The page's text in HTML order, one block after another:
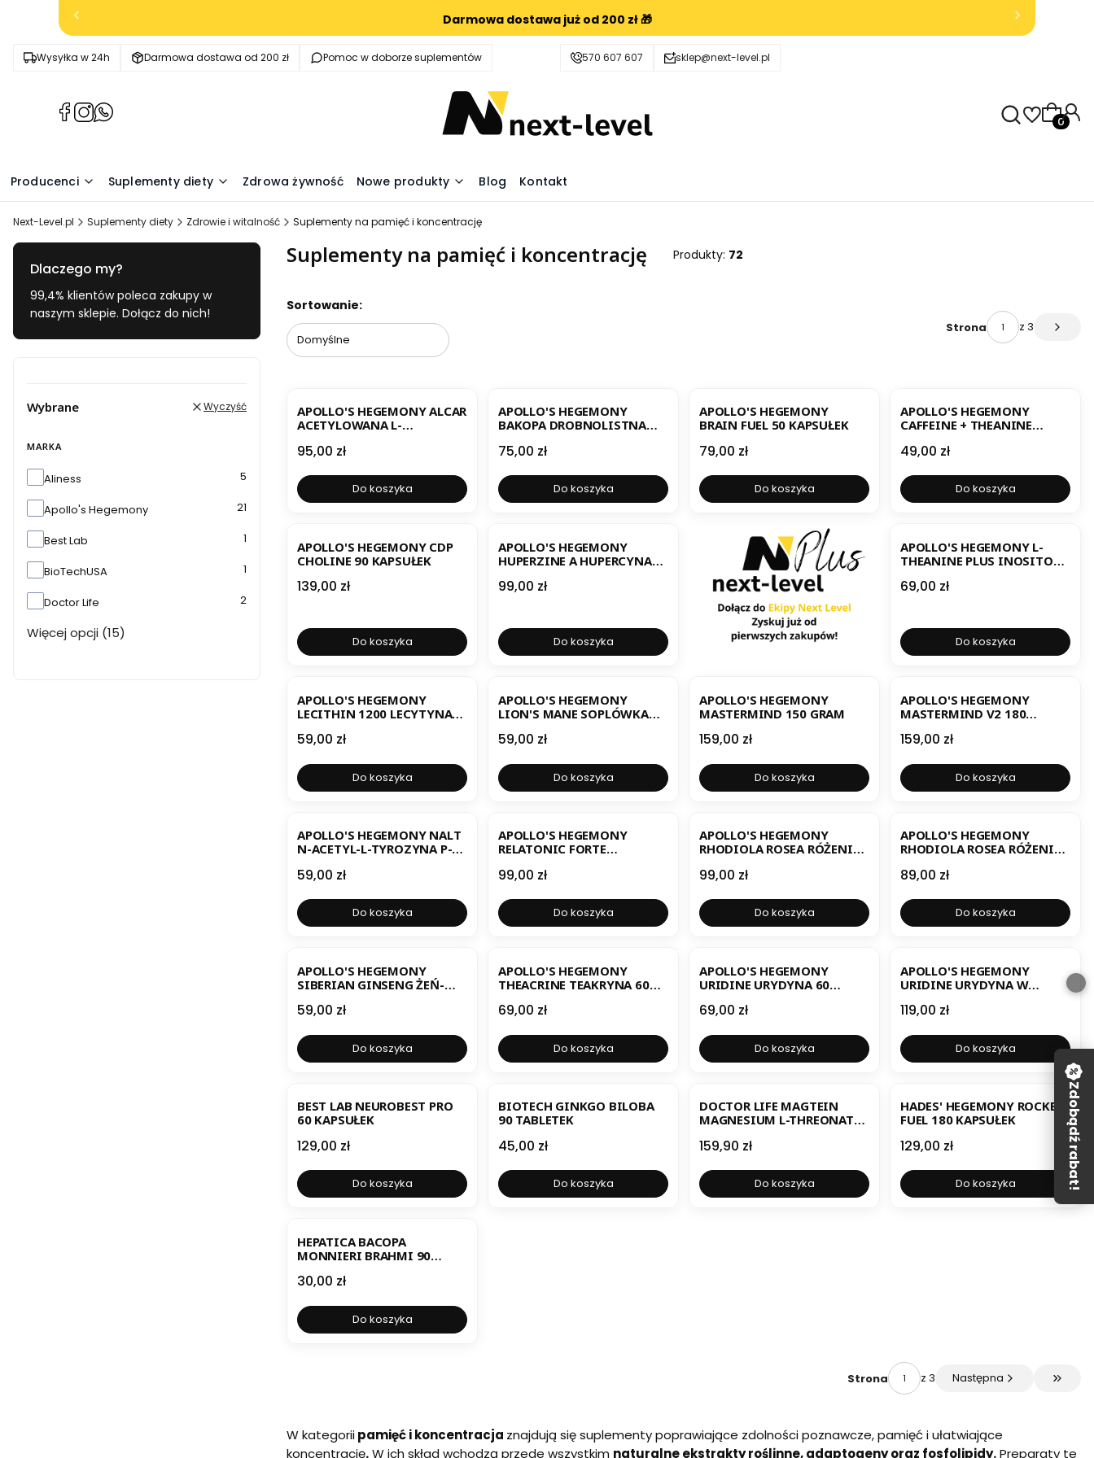
Darmowa dostawa już od 200 zł 🎁
Wysyłka w 24h Darmowa dostawa od 200 zł Pomoc w doborze suplementów 570 607 607 sklep@next-level.pl
(Otwiera
karcie)
(Otwiera
karcie)
(Otwiera
karcie)
Producenci Suplementy diety Zdrowa żywność Nowe produkty Blog Kontakt
Next-Level.pl Suplementy diety Zdrowie i witalność Suplementy na pamięć i koncentrację
Dlaczego my?
99,4% klientów poleca zakupy w
naszym sklepie. Dołącz do nich!
Wybrane Wyczyść
MARKA
Marka
Aliness 5
Apollo's Hegemony 21
Best Lab 1
BioTechUSA 1
Doctor Life 2
Więcej opcji (15)
Suplementy na pamięć i koncentrację Produkty: 72
Lista produktów
Sortowanie:
Domyślne
Strona z 3
APOLLO'S HEGEMONY ALCAR
ACETYLOWANA L-
Cena
95,00 zł
Do koszyka
APOLLO'S HEGEMONY
BAKOPA DROBNOLISTNA
KAPSUŁEK
Cena
75,00 zł
Do koszyka
APOLLO'S HEGEMONY
BRAIN FUEL 50 KAPSUŁEK
Cena
79,00 zł
Do koszyka
APOLLO'S HEGEMONY
CAFFEINE + THEANINE
KAPSUŁEK
Cena
49,00 zł
Do koszyka
APOLLO'S HEGEMONY CDP
CHOLINE 90 KAPSUŁEK
Cena
139,00 zł
Do koszyka
APOLLO'S HEGEMONY
HUPERZINE A HUPERCYNA
Cena
99,00 zł
Do koszyka
APOLLO'S HEGEMONY L-
THEANINE PLUS INOSITOL
Cena
69,00 zł
Do koszyka
APOLLO'S HEGEMONY
LECITHIN 1200 LECYTYNA
Cena
59,00 zł
Do koszyka
APOLLO'S HEGEMONY
LION'S MANE SOPLÓWKA
Cena
59,00 zł
Do koszyka
APOLLO'S HEGEMONY
MASTERMIND 150 GRAM
Cena
159,00 zł
Do koszyka
APOLLO'S HEGEMONY
MASTERMIND V2 180
Cena
159,00 zł
Do koszyka
APOLLO'S HEGEMONY NALT
N-ACETYL-L-TYROZYNA P-5-
Cena
59,00 zł
Do koszyka
APOLLO'S HEGEMONY
RELATONIC FORTE
60 KAPSUŁEK
Cena
99,00 zł
Do koszyka
APOLLO'S HEGEMONY
RHODIOLA ROSEA RÓŻENIEC
Cena
99,00 zł
Do koszyka
APOLLO'S HEGEMONY
RHODIOLA ROSEA RÓŻENIEC
Cena
89,00 zł
Do koszyka
APOLLO'S HEGEMONY
SIBERIAN GINSENG ŻEŃ-
KAPSUŁEK
Cena
59,00 zł
Do koszyka
APOLLO'S HEGEMONY
THEACRINE TEAKRYNA 60
Cena
69,00 zł
Do koszyka
APOLLO'S HEGEMONY
URIDINE URYDYNA 60
Cena
69,00 zł
Do koszyka
APOLLO'S HEGEMONY
URIDINE URYDYNA W
Cena
119,00 zł
Do koszyka
BEST LAB NEUROBEST PRO
60 KAPSUŁEK
Cena
129,00 zł
Do koszyka
BIOTECH GINKGO BILOBA
90 TABLETEK
Cena
45,00 zł
Do koszyka
DOCTOR LIFE MAGTEIN
MAGNESIUM L-THREONATE
KAPSUŁEK
Cena
159,90 zł
Do koszyka
HADES' HEGEMONY ROCKET
FUEL 180 KAPSUŁEK
Cena
129,00 zł
Do koszyka
HEPATICA BACOPA
MONNIERI BRAHMI 90
Cena
30,00 zł
Do koszyka
Strona z 3 Następna
W kategoriipamięć i koncentracja znajdują się suplementy poprawiające zdolności poznawcze, pamięć i ułatwiające
koncentrację.W ich skład wchodzą przede wszystkim naturalne ekstrakty roślinne, adaptogeny oraz fosfolipidy.Preparaty te
Zdobądź rabat!